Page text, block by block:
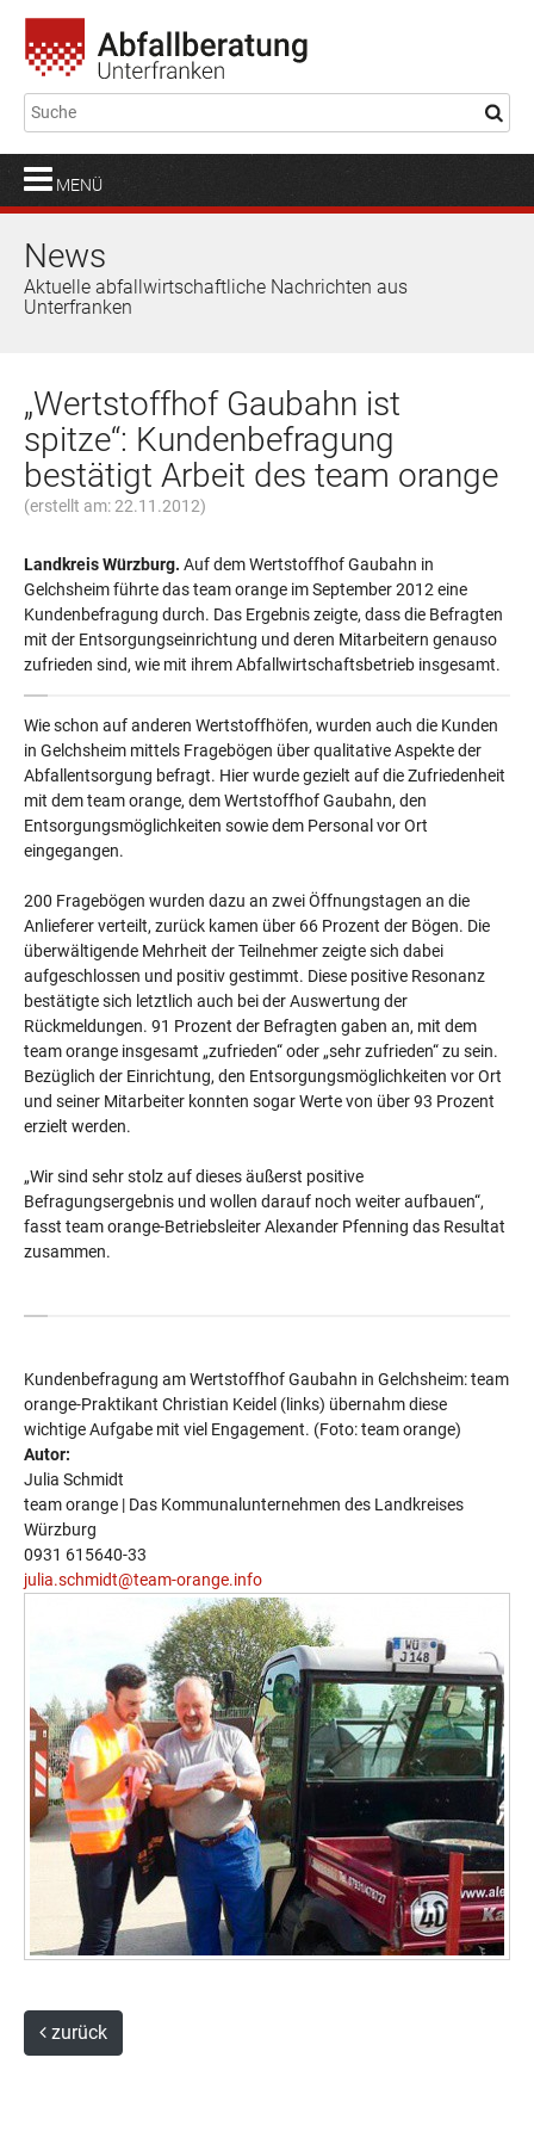
MENÜ
News
Aktuelle abfallwirtschaftliche Nachrichten aus
Unterfranken
„Wertstoffhof Gaubahn ist
spitze“: Kundenbefragung
bestätigt Arbeit des team orange
(erstellt am: 22.11.2012)
Landkreis Würzburg. Auf dem Wertstoffhof Gaubahn in
Gelchsheim führte das team orange im September 2012 eine
Kundenbefragung durch. Das Ergebnis zeigte, dass die Befragten
mit der Entsorgungseinrichtung und deren Mitarbeitern genauso
zufrieden sind, wie mit ihrem Abfallwirtschaftsbetrieb insgesamt.
Wie schon auf anderen Wertstoffhöfen, wurden auch die Kunden
in Gelchsheim mittels Fragebögen über qualitative Aspekte der
Abfallentsorgung befragt. Hier wurde gezielt auf die Zufriedenheit
mit dem team orange, dem Wertstoffhof Gaubahn, den
Entsorgungsmöglichkeiten sowie dem Personal vor Ort
eingegangen.
200 Fragebögen wurden dazu an zwei Öffnungstagen an die
Anlieferer verteilt, zurück kamen über 66 Prozent der Bögen. Die
überwältigende Mehrheit der Teilnehmer zeigte sich dabei
aufgeschlossen und positiv gestimmt. Diese positive Resonanz
bestätigte sich letztlich auch bei der Auswertung der
Rückmeldungen. 91 Prozent der Befragten gaben an, mit dem
team orange insgesamt „zufrieden“ oder „sehr zufrieden“ zu sein.
Bezüglich der Einrichtung, den Entsorgungsmöglichkeiten vor Ort
und seiner Mitarbeiter konnten sogar Werte von über 93 Prozent
erzielt werden.
„Wir sind sehr stolz auf dieses äußerst positive
Befragungsergebnis und wollen darauf noch weiter aufbauen“,
fasst team orange-Betriebsleiter Alexander Pfenning das Resultat
zusammen.
Kundenbefragung am Wertstoffhof Gaubahn in Gelchsheim: team
orange-Praktikant Christian Keidel (links) übernahm diese
wichtige Aufgabe mit viel Engagement. (Foto: team orange)
Autor:
Julia Schmidt
team orange | Das Kommunalunternehmen des Landkreises
Würzburg
0931 615640-33
julia.schmidt@team-orange.info
zurück